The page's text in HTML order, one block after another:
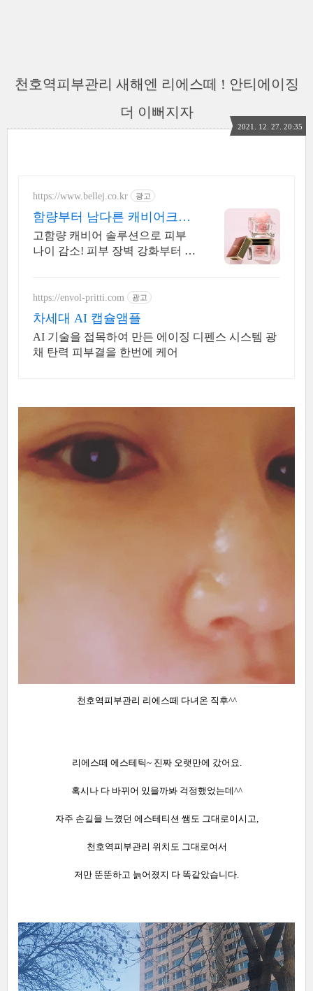
천호역피부관리 새해엔 리에스떼 ! 안티에이징
더 이뻐지자
2021. 12. 27. 20:35
https://www.bellej.co.kr 광고
함량부터 남다른 캐비어크림
'진짜' 캐비어크림!
고함량 캐비어 솔루션으로 피부
나이 감소! 피부 장벽 강화부터 진
어를 듬뿍!
https://envol-pritti.com 광고
차세대 AI 캡슐앰플
AI 기술을 접목하여 만든 에이징 디펜스 시스템 광
채 탄력 피부결을 한번에 케어
천호역피부관리 리에스떼 다녀온 직후^^
리에스떼 에스테틱~ 진짜 오랫만에 갔어요.
혹시나 다 바뀌어 있을까봐 걱정했었는데^^
자주 손길을 느꼈던 에스테티션 쌤도 그대로이시고,
천호역피부관리 위치도 그대로여서
저만 뚠뚠하고 늙어졌지 다 똑같았습니다.